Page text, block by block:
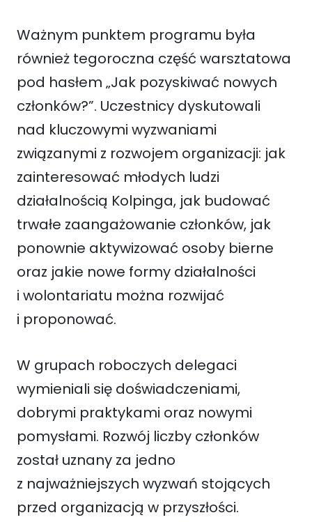
Ważnym punktem programu była
również tegoroczna część warsztatowa
pod hasłem „Jak pozyskiwać nowych
członków?”. Uczestnicy dyskutowali
nad kluczowymi wyzwaniami
związanymi z rozwojem organizacji: jak
zainteresować młodych ludzi
działalnością Kolpinga, jak budować
trwałe zaangażowanie członków, jak
ponownie aktywizować osoby bierne
oraz jakie nowe formy działalności
i wolontariatu można rozwijać
i proponować.
W grupach roboczych delegaci
wymieniali się doświadczeniami,
dobrymi praktykami oraz nowymi
pomysłami. Rozwój liczby członków
został uznany za jedno
z najważniejszych wyzwań stojących
przed organizacją w przyszłości.